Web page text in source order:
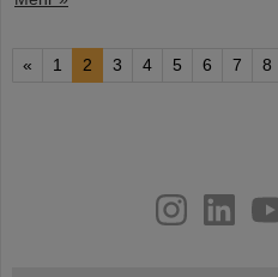
« 1 2 3 4 5 6 7 8
youtube
helmholtz.social
facebook